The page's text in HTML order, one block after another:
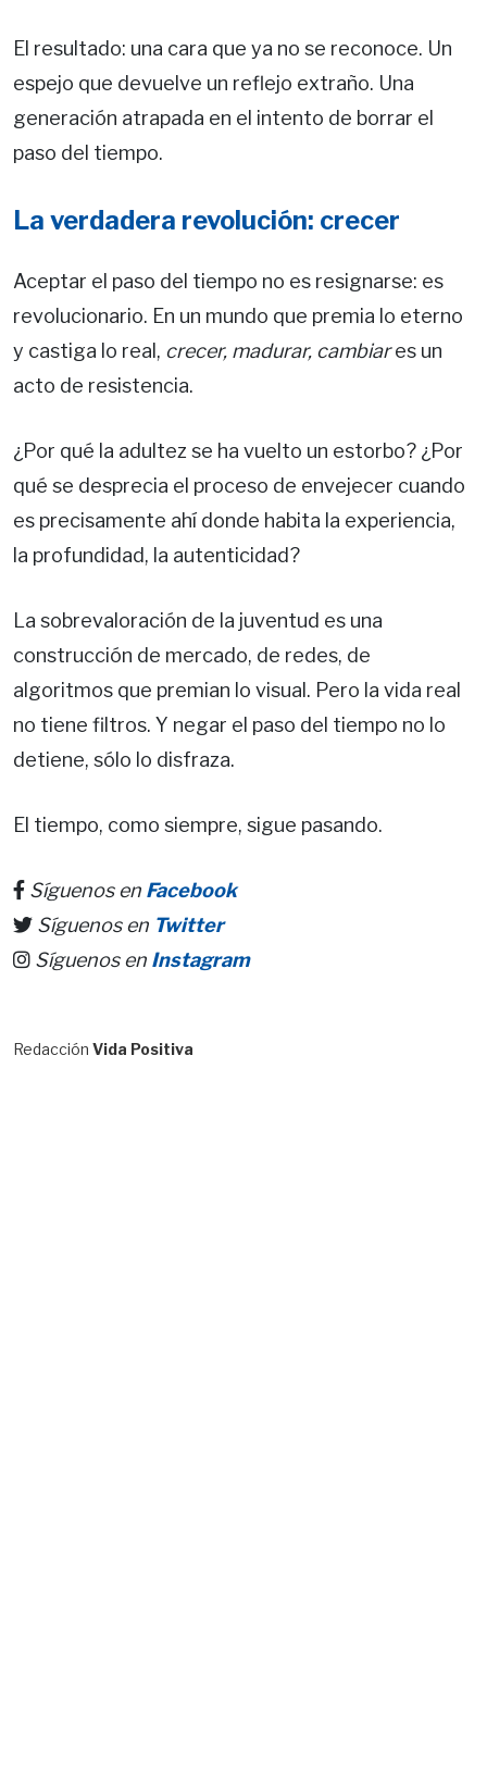
El resultado: una cara que ya no se reconoce. Un
espejo que devuelve un reflejo extraño. Una
generación atrapada en el intento de borrar el
paso del tiempo.
La verdadera revolución: crecer
Aceptar el paso del tiempo no es resignarse: es
revolucionario. En un mundo que premia lo eterno
y castiga lo real, crecer, madurar, cambiares un
acto de resistencia.
¿Por qué la adultez se ha vuelto un estorbo? ¿Por
qué se desprecia el proceso de envejecer cuando
es precisamente ahí donde habita la experiencia,
la profundidad, la autenticidad?
La sobrevaloración de la juventud es una
construcción de mercado, de redes, de
algoritmos que premian lo visual. Pero la vida real
no tiene filtros. Y negar el paso del tiempo no lo
detiene, sólo lo disfraza.
El tiempo, como siempre, sigue pasando.
Síguenos en Facebook
Síguenos en Twitter
Síguenos en Instagram
Redacción Vida Positiva